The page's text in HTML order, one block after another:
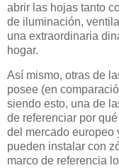
abrir las hojas tanto
de iluminación,
una extraordinaria
hogar.
Así mismo, otras de
posee (en
siendo esto, una de
de referenciar por
del mercado europeo
pueden instalar con
marco de referencia